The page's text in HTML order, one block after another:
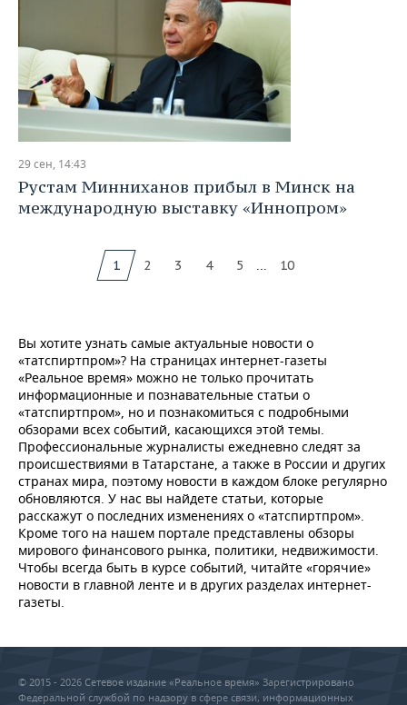
29 сен, 14:43
Рустам Минниханов прибыл в Минск на
международную выставку «Иннопром»
1 2 3 4 5 ... 10
Вы хотите узнать самые актуальные новости о
«татспиртпром»? На страницах интернет-газеты
«Реальное время» можно не только прочитать
информационные и познавательные статьи о
«татспиртпром», но и познакомиться с подробными
обзорами всех событий, касающихся этой темы.
Профессиональные журналисты ежедневно следят за
происшествиями в Татарстане, а также в России и других
странах мира, поэтому новости в каждом блоке регулярно
обновляются. У нас вы найдете статьи, которые
расскажут о последних изменениях о «татспиртпром».
Кроме того на нашем портале представлены обзоры
мирового финансового рынка, политики, недвижимости.
Чтобы всегда быть в курсе событий, читайте «горячие»
новости в главной ленте и в других разделах интернет-
газеты.
© 2015 - 2026 Сетевое издание «Реальное время» Зарегистрировано
Федеральной службой по надзору в сфере связи, информационных